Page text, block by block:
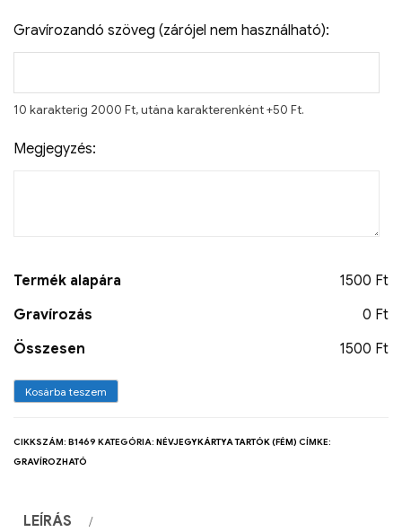
Gravírozandó szöveg (zárójel nem használható):
10 karakterig 2000 Ft, utána karakterenként +50 Ft.
Megjegyzés:
Termék alapára
1500 Ft
Gravírozás
0 Ft
Összesen
1500 Ft
Kosárba teszem
CIKKSZÁM: B1469 KATEGÓRIA: NÉVJEGYKÁRTYA TARTÓK (FÉM) CÍMKE:
GRAVÍROZHATÓ
LEÍRÁS